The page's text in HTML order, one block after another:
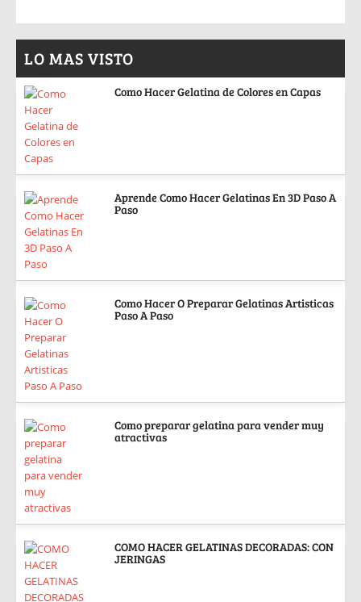
LO MAS VISTO
Como Hacer Gelatina de Colores en Capas
Aprende Como Hacer Gelatinas En 3D Paso A
Paso
Como Hacer O Preparar Gelatinas Artisticas
Paso A Paso
Como preparar gelatina para vender muy
atractivas
COMO HACER GELATINAS DECORADAS: CON
JERINGAS